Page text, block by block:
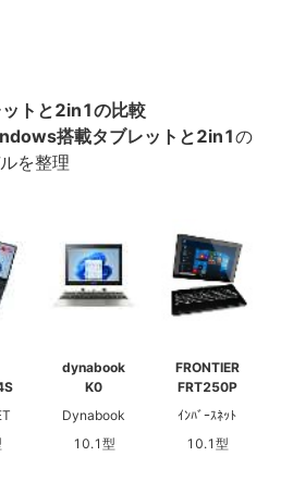
トと2in1の比較
搭載タブレットと2in1の
を整理
dynabook
K0
Dynabook
10.1型
FRONTIER
FRT250P
ｲﾝﾊﾞｰｽﾈｯﾄ
10.1型